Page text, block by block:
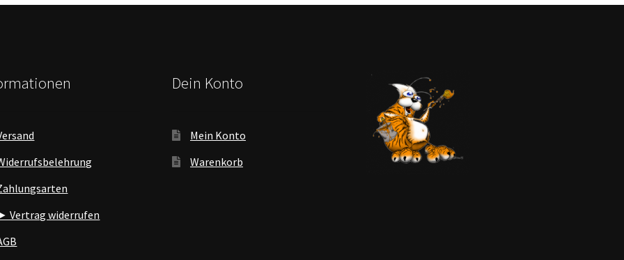
Vertrag widerrufen
Dein Konto
Mein Konto
Warenkorb